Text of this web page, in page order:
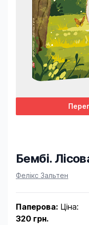
Бембі.
Product information
Фелікс Зальтен
Паперова: Ціна:
320 грн.